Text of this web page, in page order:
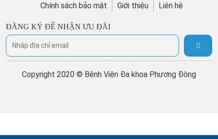
Chính sách bảo mật Giới thiệu Liên hệ
ĐĂNG KÝ ĐỂ NHẬN ƯU ĐÃI
Copyright 2020 © Bệnh Viện Đa khoa Phương Đông